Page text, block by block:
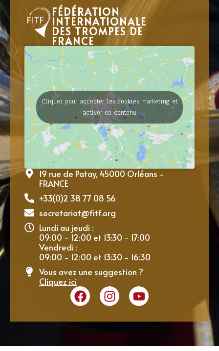
FÉDÉRATION
INTERNATIONALE
DES TROMPES DE
FRANCE
Cliquez pour accepter les cookies marketing et
activer ce contenu
19 rue de Patay, 45000 Orléans -
FRANCE
+33(0)2 38 77 08 56
secretariat@fitf.org
Lundi au jeudi :
09:00 - 12:00 et 13:30 - 17:00
Vendredi :
09:00 - 12:00 et 13:30 - 16:30
Vous avez une suggestion ?
Cliquez ici